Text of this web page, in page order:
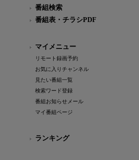
番組検索
番組表・チラシPDF
マイメニュー
リモート録画予約
お気に入りチャンネル
見たい番組一覧
検索ワード登録
番組お知らせメール
マイ番組ページ
ランキング